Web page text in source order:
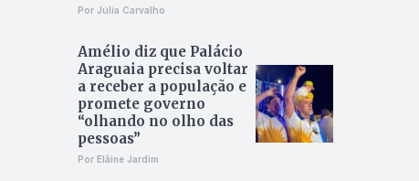
Por Júlia Carvalho
Amélio diz que Palácio
Araguaia precisa voltar
a receber a população e
promete governo
“olhando no olho das
pessoas”
Por Elâine Jardim